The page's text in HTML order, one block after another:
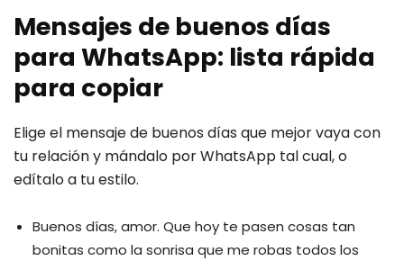
Mensajes de buenos días
para WhatsApp: lista rápida
para copiar
Elige el mensaje de buenos días que mejor vaya con
tu relación y mándalo por WhatsApp tal cual, o
edítalo a tu estilo.
Buenos días, amor. Que hoy te pasen cosas tan
bonitas como la sonrisa que me robas todos los